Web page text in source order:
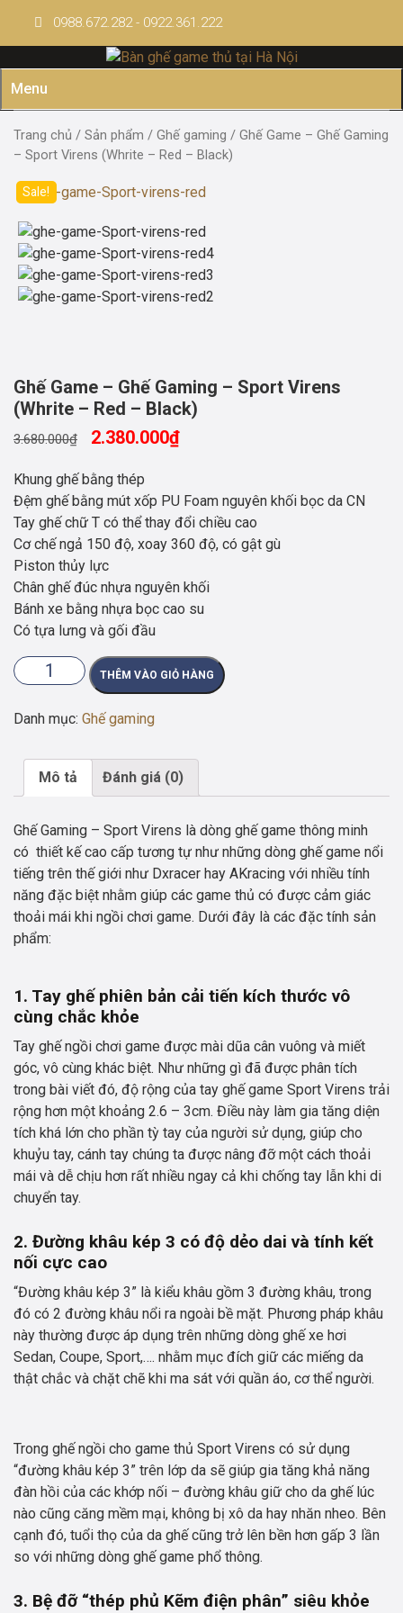
0988.672.282 - 0922.361.222
Menu
Trang chủ / Sản phẩm / Ghế gaming / Ghế Game – Ghế Gaming
– Sport Virens (Whrite – Red – Black)
Sale!
Ghế Game – Ghế Gaming – Sport Virens
(Whrite – Red – Black)
3.680.000₫ 2.380.000₫
Khung ghế bằng thép
Đệm ghế bằng mút xốp PU Foam nguyên khối bọc da CN
Tay ghế chữ T có thể thay đổi chiều cao
Cơ chế ngả 150 độ, xoay 360 độ, có gật gù
Piston thủy lực
Chân ghế đúc nhựa nguyên khối
Bánh xe bằng nhựa bọc cao su
Có tựa lưng và gối đầu
Ghế
Game
–
Sport
(Whrite
–
Red
–
Black)
số
THÊM VÀO GIỎ HÀNG
Danh mục: Ghế gaming
Mô tả Đánh giá (0)
Ghế Gaming – Sport Virens là dòng ghế game thông minh
có thiết kế cao cấp tương tự như những dòng ghế game nổi
tiếng trên thế giới như Dxracer hay AKracing với nhiều tính
năng đặc biệt nhằm giúp các game thủ có được cảm giác
thoải mái khi ngồi chơi game. Dưới đây là các đặc tính sản
phẩm:
1. Tay ghế phiên bản cải tiến kích thước vô
cùng chắc khỏe
Tay ghế ngồi chơi game được mài dũa cân vuông và miết
góc, vô cùng khác biệt. Như những gì đã được phân tích
trong bài viết đó, độ rộng của tay ghế game Sport Virens trải
rộng hơn một khoảng 2.6 – 3cm. Điều này làm gia tăng diện
tích khá lớn cho phần tỳ tay của người sử dụng, giúp cho
khuỷu tay, cánh tay chúng ta được nâng đỡ một cách thoải
mái và dễ chịu hơn rất nhiều ngay cả khi chống tay lẫn khi di
chuyển tay.
2. Đường khâu kép 3 có độ dẻo dai và tính kết
nối cực cao
“Đường khâu kép 3” là kiểu khâu gồm 3 đường khâu, trong
đó có 2 đường khâu nổi ra ngoài bề mặt. Phương pháp khâu
này thường được áp dụng trên những dòng ghế xe hơi
Sedan, Coupe, Sport,…. nhằm mục đích giữ các miếng da
thật chắc và chặt chẽ khi ma sát với quần áo, cơ thể người.
Trong ghế ngồi cho game thủ Sport Virens có sử dụng
“đường khâu kép 3” trên lớp da sẽ giúp gia tăng khả năng
đàn hồi của các khớp nối – đường khâu giữ cho da ghế lúc
nào cũng căng mềm mại, không bị xô da hay nhăn nheo. Bên
cạnh đó, tuổi thọ của da ghế cũng trở lên bền hơn gấp 3 lần
so với những dòng ghế game phổ thông.
3. Bệ đỡ “thép phủ Kẽm điện phân” siêu khỏe